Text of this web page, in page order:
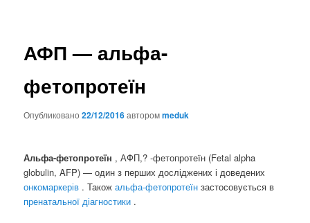
АФП — альфа-
фетопротеїн
Опубликовано22/12/2016авторомmeduk
Альфа-фетопротеїн , АФП,? -фетопротеїн (Fetal alpha
globulin, AFP) — один з перших досліджених і доведених
онкомаркерів . Такожальфа-фетопротеїнзастосовується в
пренатальної діагностики .